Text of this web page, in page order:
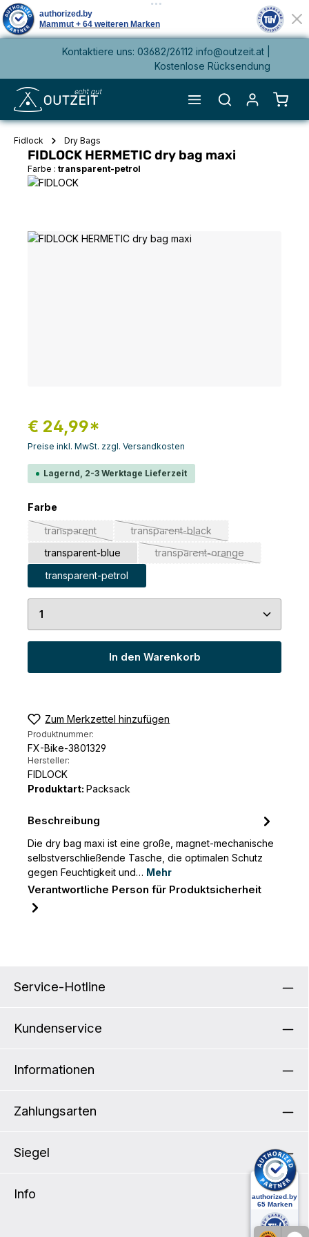
springenKontaktiere uns: 03682/26112 info@outzeit.at |
Kostenlose Rücksendung
Fidlock Dry Bags
FIDLOCK HERMETIC dry bag maxi
Farbe : transparent-petrol
Bildergalerie überspringen
€ 24,99*
Preise inkl. MwSt. zzgl. Versandkosten
Lagernd, 2-3 Werktage Lieferzeit
Farbeauswählen
transparent
(Diese Option ist zurzeit nicht verfügbar.)
transparent-black
(Diese Option ist zurzeit nicht
transparent-blue transparent-orange
(Diese Option ist zurzeit
transparent-petrol
Produkt Anzahl: Gib den gewünschten Wert
In den Warenkorb
Zum Merkzettel hinzufügen
Produktnummer:
FX-Bike-3801329
Hersteller:
FIDLOCK
Produktart: Packsack
Beschreibung
Die dry bag maxi ist eine große, magnet-mechanische
selbstverschließende Tasche, die optimalen Schutz
gegen Feuchtigkeit und… Mehr
Verantwortliche Person für Produktsicherheit
Service-Hotline
Kundenservice
Informationen
Zahlungsarten
Siegel
Info